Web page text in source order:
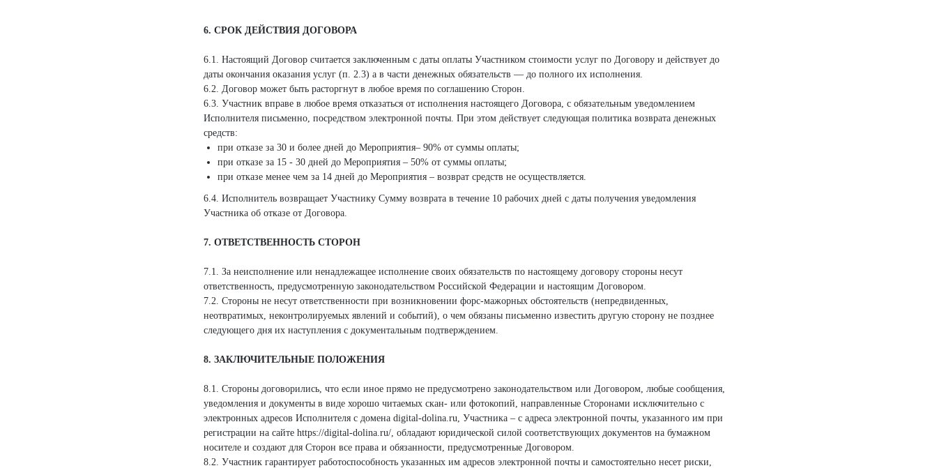
6. СРОК ДЕЙСТВИЯ ДОГОВОРА
6.1. Настоящий Договор считается заключенным с даты оплаты Участником стоимости услуг по Договору и действует до
даты окончания оказания услуг (п. 2.3) а в части денежных обязательств — до полного их исполнения.
6.2. Договор может быть расторгнут в любое время по соглашению Сторон.
6.3. Участник вправе в любое время отказаться от исполнения настоящего Договора, с обязательным уведомлением
Исполнителя письменно, посредством электронной почты. При этом действует следующая политика возврата денежных
средств:
при отказе за 30 и более дней до Мероприятия– 90% от суммы оплаты;
при отказе за 15 - 30 дней до Мероприятия – 50% от суммы оплаты;
при отказе менее чем за 14 дней до Мероприятия – возврат средств не осуществляется.
6.4. Исполнитель возвращает Участнику Сумму возврата в течение 10 рабочих дней с даты получения уведомления
Участника об отказе от Договора.
7. ОТВЕТСТВЕННОСТЬ СТОРОН
7.1. За неисполнение или ненадлежащее исполнение своих обязательств по настоящему договору стороны несут
ответственность, предусмотренную законодательством Российской Федерации и настоящим Договором.
7.2. Стороны не несут ответственности при возникновении форс-мажорных обстоятельств (непредвиденных,
неотвратимых, неконтролируемых явлений и событий), о чем обязаны письменно известить другую сторону не позднее
следующего дня их наступления с документальным подтверждением.
8. ЗАКЛЮЧИТЕЛЬНЫЕ ПОЛОЖЕНИЯ
8.1. Стороны договорились, что если иное прямо не предусмотрено законодательством или Договором, любые сообщения,
уведомления и документы в виде хорошо читаемых скан- или фотокопий, направленные Сторонами исключительно с
электронных адресов Исполнителя с домена digital-dolina.ru, Участника – с адреса электронной почты, указанного им при
регистрации на сайте https://digital-dolina.ru/, обладают юридической силой соответствующих документов на бумажном
носителе и создают для Сторон все права и обязанности, предусмотренные Договором.
8.2. Участник гарантирует работоспособность указанных им адресов электронной почты и самостоятельно несет риски,